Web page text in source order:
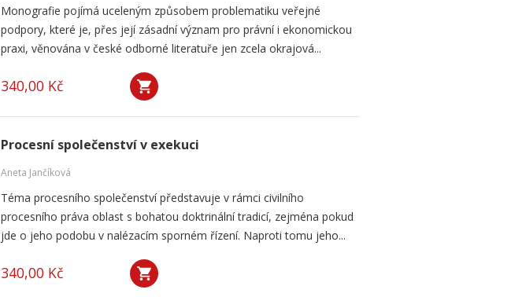
Monografie pojímá uceleným způsobem problematiku veřejné
podpory, které je, přes její zásadní význam pro právní i ekonomickou
praxi, věnována v české odborné literatuře jen zcela okrajová...
340,00 Kč
Procesní společenství v exekuci
Aneta Jančíková
Téma procesního společenství představuje v rámci civilního
procesního práva oblast s bohatou doktrinální tradicí, zejména pokud
jde o jeho podobu v nalézacím sporném řízení. Naproti tomu jeho...
340,00 Kč